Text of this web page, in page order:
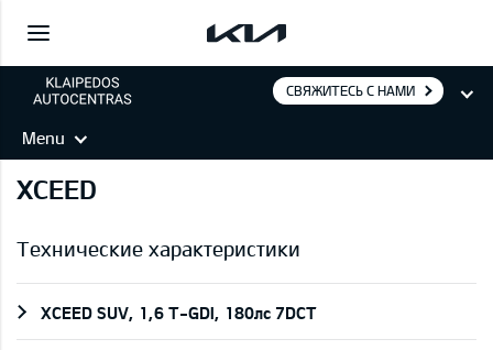
СВЯЖИТЕСЬ С НАМИ
Menu
XCEED
Технические характеристики
XCEED SUV, 1,6 T-GDI, 180лс 7DCT